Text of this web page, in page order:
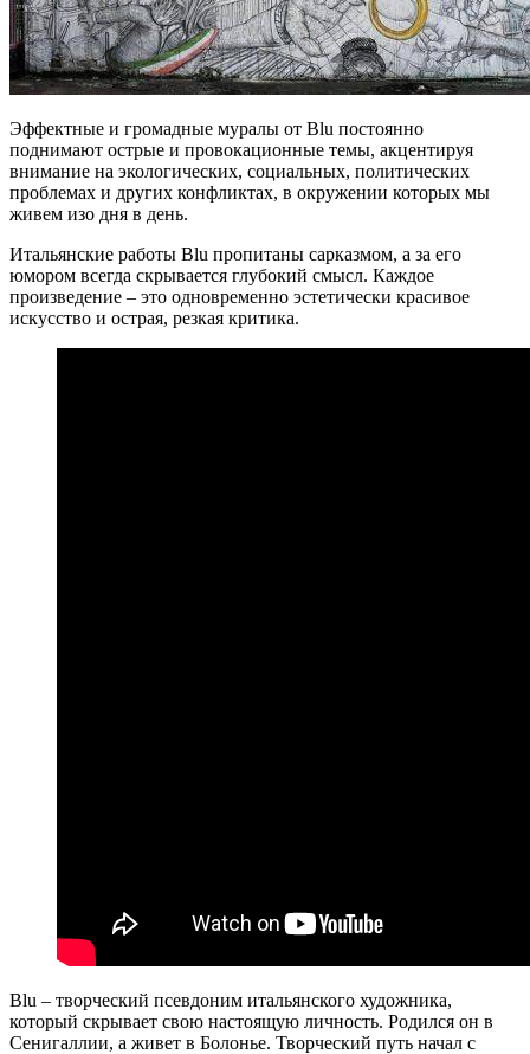
Эффектные и громадные муралы от Blu постоянно
поднимают острые и провокационные темы, акцентируя
внимание на экологических, социальных, политических
проблемах и других конфликтах, в окружении которых мы
живем изо дня в день.
Итальянские работы Blu пропитаны сарказмом, а за его
юмором всегда скрывается глубокий смысл. Каждое
произведение – это одновременно эстетически красивое
искусство и острая, резкая критика.
Blu – творческий псевдоним итальянского художника,
который скрывает свою настоящую личность. Родился он в
Сенигаллии, а живет в Болонье. Творческий путь начал с